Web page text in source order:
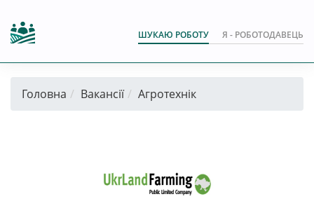
ШУКАЮ РОБОТУ Я - РОБОТОДАВЕЦЬ
Головна Вакансії Агротехнік